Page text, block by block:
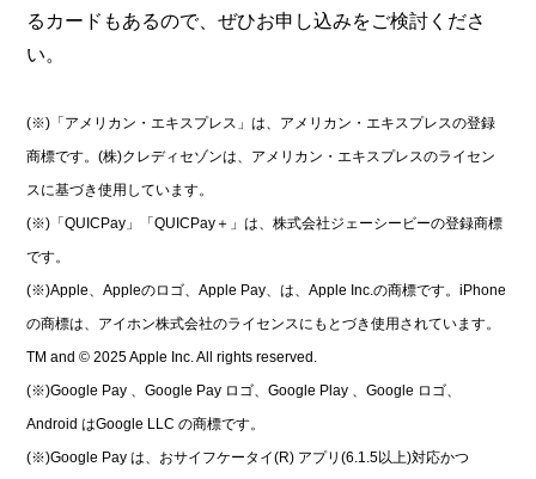
るカードもあるので、ぜひお申し込みをご検討くださ
い。
(※)「アメリカン・エキスプレス」は、アメリカン・エキスプレスの登録
商標です。(株)クレディセゾンは、アメリカン・エキスプレスのライセン
スに基づき使用しています。
(※)「QUICPay」「QUICPay＋」は、株式会社ジェーシービーの登録商標
です。
(※)Apple、Appleのロゴ、Apple Pay、は、Apple Inc.の商標です。iPhone
の商標は、アイホン株式会社のライセンスにもとづき使用されています。
TM and © 2025 Apple Inc. All rights reserved.
(※)Google Pay 、Google Pay ロゴ、Google Play 、Google ロゴ、
Android はGoogle LLC の商標です。
(※)Google Pay は、おサイフケータイ(R) アプリ(6.1.5以上)対応かつ